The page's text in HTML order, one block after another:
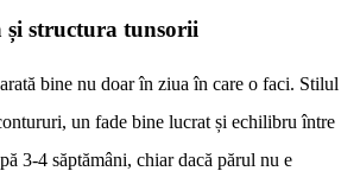
și structura tunsorii
bine nu doar în ziua în care o faci. Stilul
un fade bine lucrat și echilibru între
3-4 săptămâni, chiar dacă părul nu e